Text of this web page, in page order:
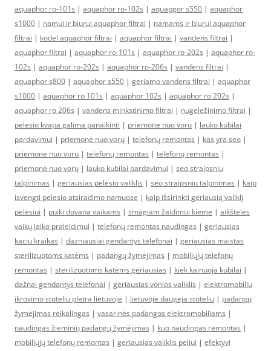
aquaphor ro-101s | aquaphor ro-102s | aquapgor s550 | aquaphor
s1000 | namui ir biurui aquaphor filtrai | namams ir biurui aquaphor
filtrai | kodel aquaphor filtrai | aquaphor filtrai | vandens filtrai |
aquaphor filtrai | aquaphor ro-101s | aquaphor ro-202s | aquaphor ro-
102s | aquaphor ro-202s | aquaphor ro-206s | vandens filtrai |
aquaphor s800 | aquaphor s550 | geriamo vandens filtrai | aquaphor
s1000 | aquaphor ro 101s | aquaphor 102s | aquaphor ro 202s |
aquaphor ro 206s | vandens minkstinimo filtrai | nugeležinimo filtrai |
pelesio kvapa galima panaikinti | priemone nuo voru | lauko kubilai
pardavimui | priemonė nuo vorų | telefonų remontas | kas yra seo |
priemone nuo voru | telefonų remontas | telefonų remontas |
priemonė nuo vorų | lauko kubilai pardavimui | seo straipsniu
talpinimas | geriausias pelėsio valiklis | seo straipsniu talpinimas | kaip
isvengti pelesio atsiradimo namuose | kaip išsirinkti geriausią valiklį
pelėsiui | puiki dovana vaikams | smagiam žaidimui kieme | aikštelės
vaikų laiko praleidimui | telefonų remontas naudingas | geriausias
kaciu kraikas | dazniausiai gendantys telefonai | geriausias maistas
sterilizuotoms katėms | padangų žymėjimas | mobiliųjų telefonų
remontas | sterilizuotoms katėms geriausias | kiek kainuoja kubilai |
dažnai gendantys telefonai | geriausias vonios valiklis | elektromobiliu
ikrovimo stoteliu pletra lietuvoje | lietuvoje daugeja stoteliu | padangų
žymėjimas reikalingas | vasarinės padangos elektromobiliams |
naudingas žieminių padangų žymėjimas | kuo naudingas remontas |
mobiliųjų telefonų remontas | geriausias valiklis peliui | efektyvi